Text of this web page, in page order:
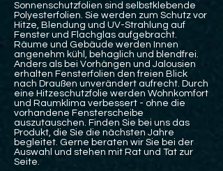
Sonnenschutzfolien sind selbstklebende
Polyesterfolien. Sie werden zum Schutz vor
Hitze, Blendung und UV-Strahlung auf
Fenster und Flachglas aufgebracht.
Räume und Gebäude werden Innen
angenehm kühl, behaglich und blendfrei.
Anders als bei Vorhängen und Jalousien
erhalten Fensterfolien den freien Blick
nach Draußen unverändert aufrecht. Durch
eine Hitzeschutzfolie werden Wohnkomfort
und Raumklima verbessert - ohne die
vorhandene Fensterscheibe
auszutauschen. Finden Sie bei uns das
Produkt, die Sie die nächsten Jahre
begleitet. Gerne beraten wir Sie bei der
Auswahl und stehen mit Rat und Tat zur
Seite.